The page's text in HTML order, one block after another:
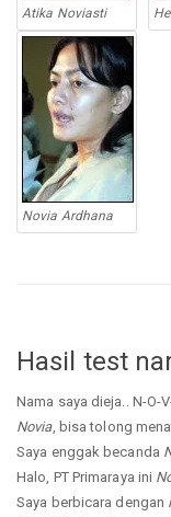
Atika Noviasti
Novia Ardhana
Hasil test
Nama saya dieja.. N-O-
Novia, bisa tolong
Saya enggak becanda
Halo, PT Primaraya ini
Saya berbicara dengan